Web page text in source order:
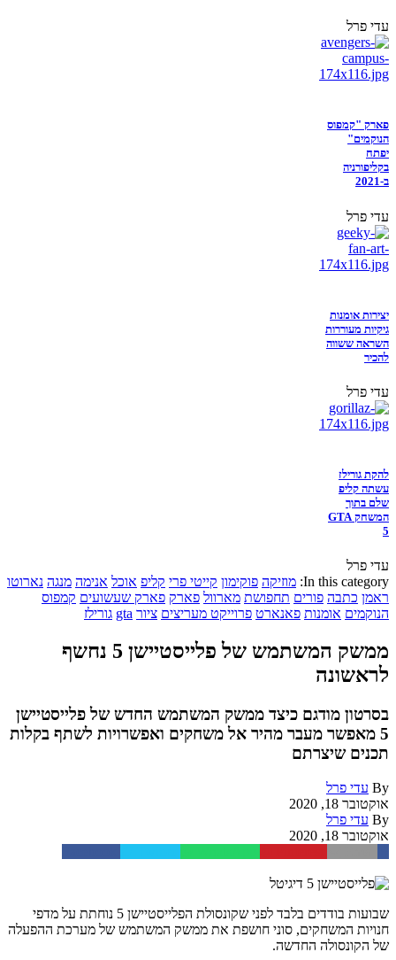
עדי פרל
פארק "קמפוס
הנוקמים"
יפתח
בקליפורניה
ב-2021
עדי פרל
יצירות אומנות
גיקיות מעוררות
השראה ששווה
להכיר
עדי פרל
להקת גורילז
עשתה קליפ
שלם בתוך
המשחק GTA
5
עדי פרל
In this category: מוזיקה פוקימון קייטי פרי קליפ אוכל אנימה מנגה נארוטו
ראמן כתבה פורים תחפושת מארוול פארק פארק שעשועים קמפוס
הנוקמים אומנות פאנארט פרוייקט מעריצים ציור gta גורילז
ממשק המשתמש של פלייסטיישן 5 נחשף
לראשונה
בסרטון מודגם כיצד ממשק המשתמש החדש של פלייסטיישן
5 מאפשר מעבר מהיר אל משחקים ואפשרויות לשתף בקלות
תכנים שיצרתם
By עדי פרל
אוקטובר 18, 2020
By עדי פרל
אוקטובר 18, 2020
שבועות בודדים בלבד לפני שקונסולת הפלייסטיישן 5 נוחתת על מדפי
חנויות המשחקים, סוני חושפת את ממשק המשתמש של מערכת ההפעלה
של הקונסולה החדשה.